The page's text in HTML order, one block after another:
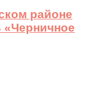
районе